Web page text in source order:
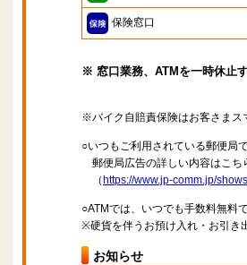
保険窓口
※ 窓口業務、ATMを一時休止
※バイク自賠責保険はお客さまス
○いつもご利用されている郵便局
郵便局広告の詳しい内容はこち
（ https://www.jp-comm.jp/
○ATMでは、いつでも手数料無料
※硬貨を伴うお預け入れ・お引き
お知らせ